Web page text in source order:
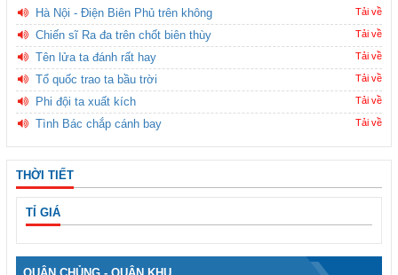
Hà Nội - Điện Biên Phủ trên không Tải về
Chiến sĩ Ra đa trên chốt biên thùy Tải về
Tên lửa ta đánh rất hay Tải về
Tổ quốc trao ta bầu trời Tải về
Phi đội ta xuất kích Tải về
Tình Bác chắp cánh bay Tải về
THỜI TIẾT
TỈ GIÁ